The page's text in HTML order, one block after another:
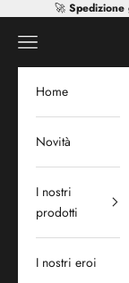
Vai al contenuto
🚀 Spedizione
Apri il menu di
Home
Novità
I nostri
prodotti
I nostri eroi